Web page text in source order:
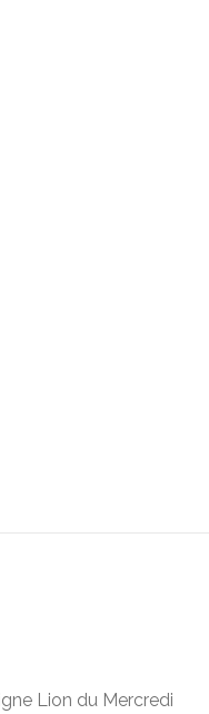
Lion du Mercredi